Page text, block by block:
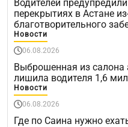
Водителей
перекрытиях в Астане
благотворительного
Новости
06.08.2026
Выброшенная из салона
лишила водителя 1,6
Новости
06.08.2026
Где по Саина нужно